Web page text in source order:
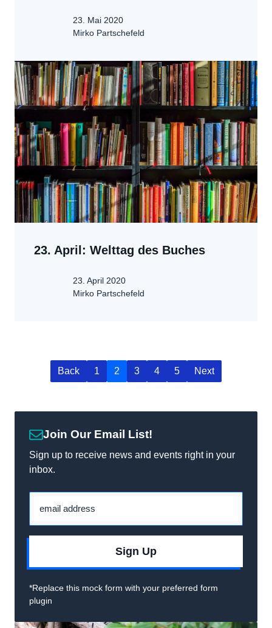
23. Mai 2020
Mirko Partschefeld
23. April: Welttag des Buches
23. April 2020
Mirko Partschefeld
Back 1 2 3 4 5 Next
Join Our Email List!
Sign up to receive news and events right in your
inbox.
email address
Sign Up
*Replace this mock form with your preferred form
plugin